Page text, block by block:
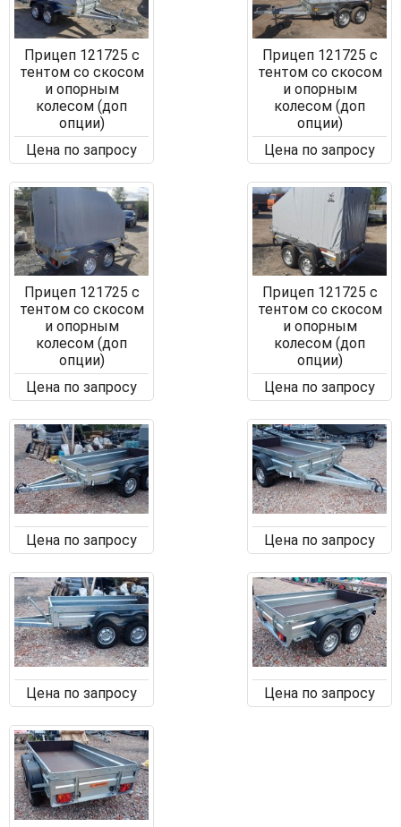
Прицеп 121725 с
тентом со скосом
и опорным
колесом (доп
опции)
Цена по запросу
Прицеп 121725 с
тентом со скосом
и опорным
колесом (доп
опции)
Цена по запросу
Прицеп 121725 с
тентом со скосом
и опорным
колесом (доп
опции)
Цена по запросу
Прицеп 121725 с
тентом со скосом
и опорным
колесом (доп
опции)
Цена по запросу
Цена по запросу Цена по запросу
Цена по запросу Цена по запросу